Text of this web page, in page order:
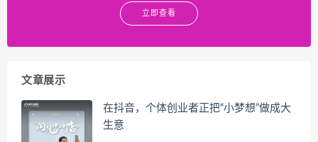
立即查看
文章展示
在抖音，个体创业者正把“小梦想”做成大
生意